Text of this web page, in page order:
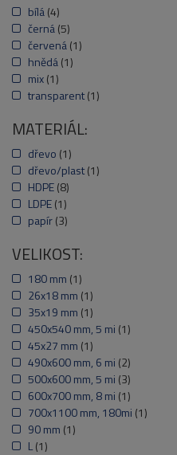
bílá (4)
černá (5)
červená (1)
hnědá (1)
mix (1)
transparent (1)
MATERIÁL:
dřevo (1)
dřevo/plast (1)
HDPE (8)
LDPE (1)
papír (3)
VELIKOST:
180 mm (1)
26x18 mm (1)
35x19 mm (1)
450x540 mm, 5 mi (1)
45x27 mm (1)
490x600 mm, 6 mi (2)
500x600 mm, 5 mi (3)
600x700 mm, 8 mi (1)
700x1100 mm, 180mi (1)
90 mm (1)
L (1)